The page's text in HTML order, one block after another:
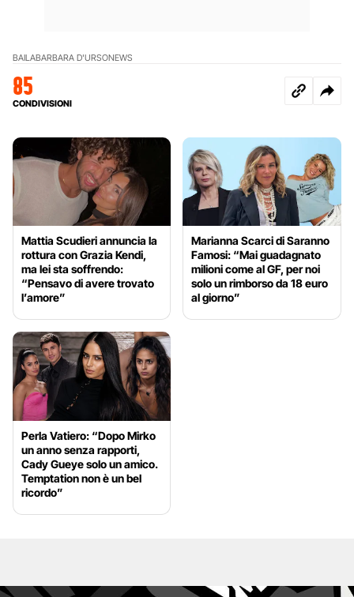
BAILABARBARA D'URSONEWS
85
CONDIVISIONI
Mattia Scudieri annuncia la
rottura con Grazia Kendi,
ma lei sta soffrendo:
“Pensavo di avere trovato
l’amore”
Marianna Scarci di Saranno
Famosi: “Mai guadagnato
milioni come al GF, per noi
solo un rimborso da 18 euro
al giorno”
Perla Vatiero: “Dopo Mirko
un anno senza rapporti,
Cady Gueye solo un amico.
Temptation non è un bel
ricordo”